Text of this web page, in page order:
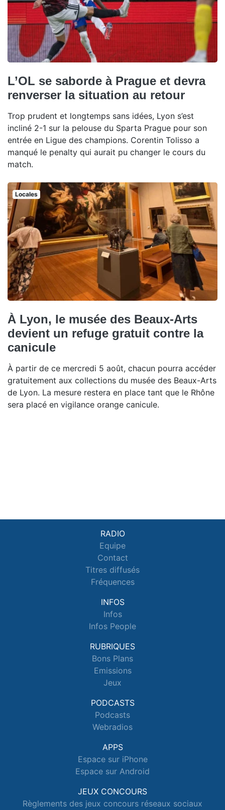
L’OL se saborde à Prague et devra
renverser la situation au retour
Trop prudent et longtemps sans idées, Lyon s’est
incliné 2-1 sur la pelouse du Sparta Prague pour son
entrée en Ligue des champions. Corentin Tolisso a
manqué le penalty qui aurait pu changer le cours du
match.
Locales
À Lyon, le musée des Beaux-Arts
devient un refuge gratuit contre la
canicule
À partir de ce mercredi 5 août, chacun pourra accéder
gratuitement aux collections du musée des Beaux-Arts
de Lyon. La mesure restera en place tant que le Rhône
sera placé en vigilance orange canicule.
RADIO
Equipe
Contact
Titres diffusés
Fréquences
INFOS
Infos
Infos People
RUBRIQUES
Bons Plans
Emissions
Jeux
PODCASTS
Podcasts
Webradios
APPS
Espace sur iPhone
Espace sur Android
JEUX CONCOURS
Règlements des jeux concours réseaux sociaux